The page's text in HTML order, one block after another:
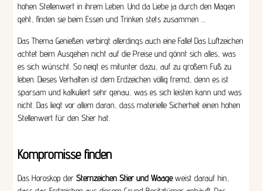
hohen Stellenwert in ihrem Leben. Und da Liebe ja durch den Magen
geht, finden sie beim Essen und Trinken stets zusammen …
Das Thema Genießen verbirgt allerdings auch eine Falle! Das Luftzeichen
achtet beim Ausgehen nicht auf die Preise und gönnt sich alles, was
es sich wünscht. So neigt es mitunter dazu, auf zu großem Fuß zu
leben. Dieses Verhalten ist dem Erdzeichen völlig fremd, denn es ist
sparsam und kalkuliert sehr genau, was es sich leisten kann und was
nicht. Das liegt vor allem daran, dass materielle Sicherheit einen hohen
Stellenwert für den Stier hat.
Kompromisse finden
Das Horoskop derSternzeichen Stier und Waageweist darauf hin,